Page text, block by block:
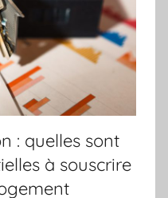
: quelles sont
à souscrire